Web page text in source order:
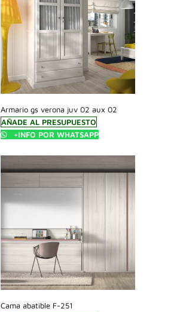
Armario gs verona juv 02 aux 02
AÑADE AL PRESUPUESTO
+INFO POR WHATSAPP
Cama abatible F-251